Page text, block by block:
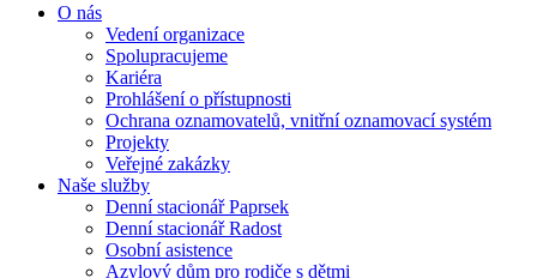
O nás
Vedení organizace
Spolupracujeme
Kariéra
Prohlášení o přístupnosti
Ochrana oznamovatelů, vnitřní oznamovací systém
Projekty
Veřejné zakázky
Naše služby
Denní stacionář Paprsek
Denní stacionář Radost
Osobní asistence
Azylový dům pro rodiče s dětmi